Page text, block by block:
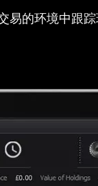
易的环境中跟